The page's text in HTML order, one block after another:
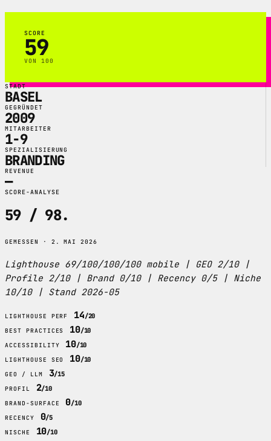
SCORE
59
VON 100
STADT
BASEL
GEGRÜNDET
2009
MITARBEITER
1-9
SPEZIALISIERUNG
BRANDING
REVENUE
—
SCORE-ANALYSE
59 / 98.
GEMESSEN · 2. MAI 2026
Lighthouse 69/100/100/100 mobile | GEO 2/10 |
Profile 2/10 | Brand 0/10 | Recency 0/5 | Niche
10/10 | Stand 2026-05
LIGHTHOUSE PERF 14/20
BEST PRACTICES 10/10
ACCESSIBILITY 10/10
LIGHTHOUSE SEO 10/10
GEO / LLM 3/15
PROFIL 2/10
BRAND-SURFACE 0/10
RECENCY 0/5
NISCHE 10/10